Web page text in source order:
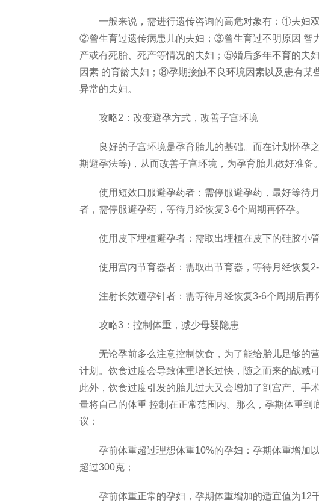
一般来说，需进行遗传咨询的高危对象有：①夫妇双
②曾生育过遗传病患儿的夫妇；③曾生育过不明原因 智
产或有死胎、死产等情况的夫妇；⑤婚后多年不育的
因素 的育龄夫妇；⑧孕期接触不良环境因素以及患有
异常的夫妇。
攻略2：改变避孕方式，改善子宫环境
良好的子宫环境是孕育胎儿的基础。而在计划怀孕
期避孕法等)，从而改善子宫环境，为孕育胎儿做好准备。
使用短效口服避孕药者：需停服避孕药，最好等待
者，需停服避孕药，等待月经恢复3-6个周期再怀孕。
使用皮下埋植避孕者：需取出埋植在皮下的硅胶小管
使用宫内节育器者：需取出节育器，等待月经恢复2-
注射长效避孕针者：需等待月经恢复3-6个周期后再
攻略3：控制体重，减少母婴隐患
无论孕前多么注意控制饮食，为了能给胎儿足够的营
计划。饮食过度会导致体重增长过快，随之而来的战减
此外，饮食过度引发的胎儿过大又会增加了剖宫产、手
量将自己的体重 控制在正常范围内。那么，孕期体重
议：
孕前体重超过理想体重10%的孕妇：孕期体重增加
超过300克；
孕前体重正常的孕妇，孕期体重增加的适宜值为12千